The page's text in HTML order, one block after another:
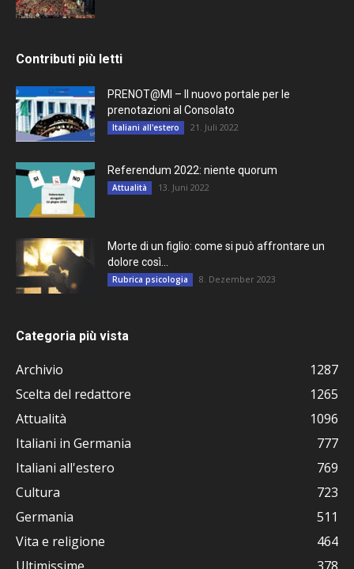
Contributi più letti
PRENOT@MI – Il nuovo portale per le
prenotazioni al Consolato
Italiani all'estero 21. Juli 2022
Referendum 2022: niente quorum
Attualità 13. Juni 2022
Morte di un figlio: come si può affrontare un
dolore così...
Rubrica psicologia 8. Dezember 2023
Categoria più vista
Archivio
1287
Scelta del redattore
1265
Attualità
1096
Italiani in Germania
777
Italiani all'estero
769
Cultura
723
Germania
511
Vita e religione
464